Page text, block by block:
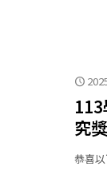
究
恭喜